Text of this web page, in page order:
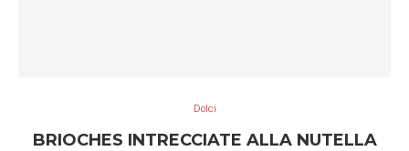
Dolci
BRIOCHES INTRECCIATE ALLA NUTELLA